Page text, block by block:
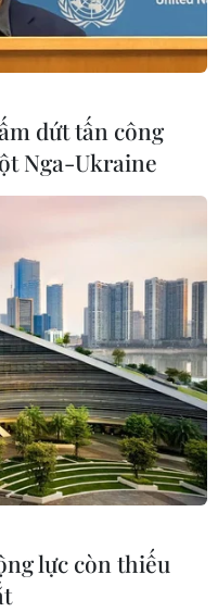
định vị thế
hối
Vietnam FX Awards
khẳng định vị thế
dứt tấn công
Nga-Ukraine
lực còn thiếu